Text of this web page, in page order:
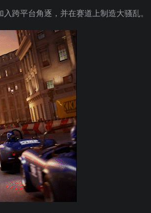
跨平台角逐，并在赛道上制造大骚乱。